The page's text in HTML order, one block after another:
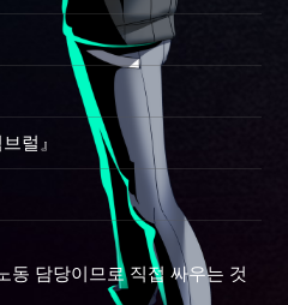
럴』
동 담당이므로 직접 싸우는 것